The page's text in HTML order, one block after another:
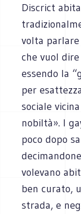
Discrict
volta
che vuol
essendo la
per
sociale
nobiltà». I
poco dopo
volevano
ben curato,
strada, e